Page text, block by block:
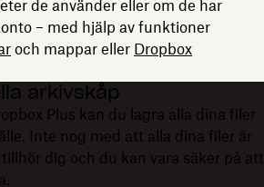
de använder eller om de har
– med hjälp av funktioner
och mappar eller Dropbox
arkivskåp
Plus kan du lagra alla dina filer
Inte nog med att alla dina filer är
dig och du kan vara säker på att